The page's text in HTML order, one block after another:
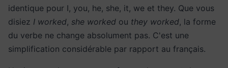
identique pour I, you, he, she, it, we et they. Que vous
disiez I worked, she worked ou they worked, la forme
du verbe ne change absolument pas. C'est une
simplification considérable par rapport au français.